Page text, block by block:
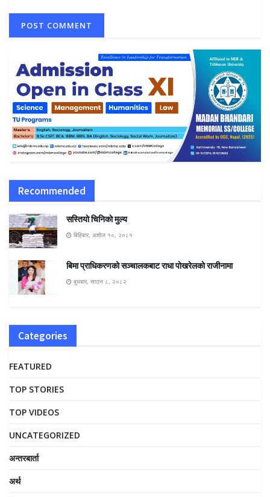
Recommended
सस्तियाे चिनिकाे मुल्य
बिहिबार, अशोज १०, २०८१
बिमा प्राधिकरणको सञ्चालकबाट राधा पोखरेलकाे राजीनामा
बुधबार, साउन ८, २०८२
Categories
FEATURED
TOP STORIES
TOP VIDEOS
UNCATEGORIZED
अन्तरबार्ता
अर्थ